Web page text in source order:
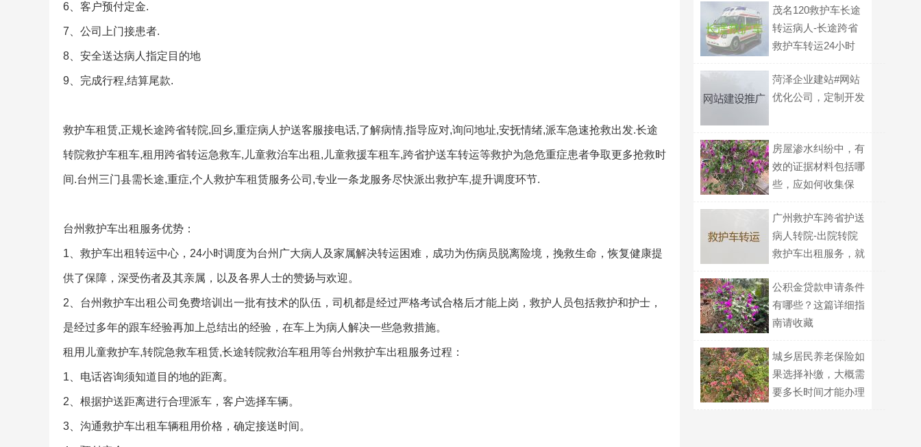
6、客户预付定金.
7、公司上门接患者.
8、安全送达病人指定目的地
9、完成行程,结算尾款.
救护车租赁,正规长途跨省转院,回乡,重症病人护送客服接电话,了解病情,指导应对,询问地址,安抚情绪,派车急速抢救出发.长途
转院救护车租车,租用跨省转运急救车,儿童救治车出租,儿童救援车租车,跨省护送车转运等救护为急危重症患者争取更多抢救时
间.台州三门县需长途,重症,个人救护车租赁服务公司,专业一条龙服务尽快派出救护车,提升调度环节.
台州救护车出租服务优势：
1、救护车出租转运中心，24小时调度为台州广大病人及家属解决转运困难，成功为伤病员脱离险境，挽救生命，恢复健康提
供了保障，深受伤者及其亲属，以及各界人士的赞扬与欢迎。
2、台州救护车出租公司免费培训出一批有技术的队伍，司机都是经过严格考试合格后才能上岗，救护人员包括救护和护士，
是经过多年的跟车经验再加上总结出的经验，在车上为病人解决一些急救措施。
租用儿童救护车,转院急救车租赁,长途转院救治车租用等台州救护车出租服务过程：
1、电话咨询须知道目的地的距离。
2、根据护送距离进行合理派车，客户选择车辆。
3、沟通救护车出租车辆租用价格，确定接送时间。
茂名120救护车长途
转运病人-长途跨省
救护车转运24小时
菏泽企业建站#网站
优化公司，定制开发
房屋渗水纠纷中，有
效的证据材料包括哪
些，应如何收集保
广州救护车跨省护送
病人转院-出院转院
救护车出租服务，就
公积金贷款申请条件
有哪些？这篇详细指
南请收藏
城乡居民养老保险如
果选择补缴，大概需
要多长时间才能办理